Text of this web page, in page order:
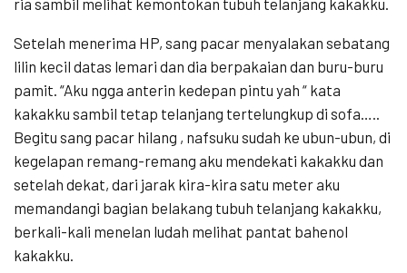
ria sambil melihat kemontokan tubuh telanjang kakakku.
Setelah menerima HP, sang pacar menyalakan sebatang
lilin kecil datas lemari dan dia berpakaian dan buru-buru
pamit. “Aku ngga anterin kedepan pintu yah “ kata
kakakku sambil tetap telanjang tertelungkup di sofa…..
Begitu sang pacar hilang , nafsuku sudah ke ubun-ubun, di
kegelapan remang-remang aku mendekati kakakku dan
setelah dekat, dari jarak kira-kira satu meter aku
memandangi bagian belakang tubuh telanjang kakakku,
berkali-kali menelan ludah melihat pantat bahenol
kakakku.